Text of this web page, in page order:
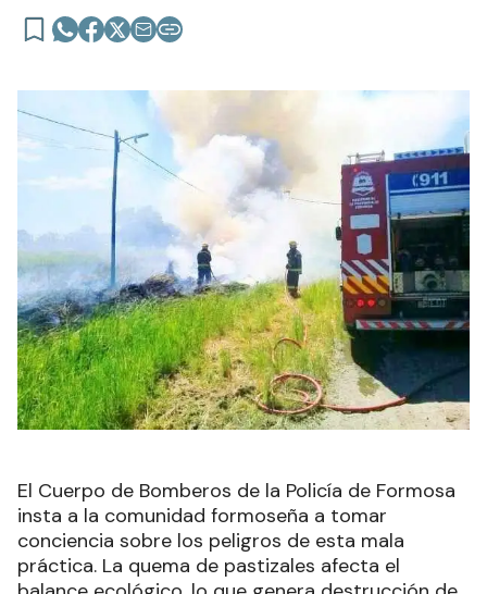
El Cuerpo de Bomberos de la Policía de Formosa
insta a la comunidad formoseña a tomar
conciencia sobre los peligros de esta mala
práctica. La quema de pastizales afecta el